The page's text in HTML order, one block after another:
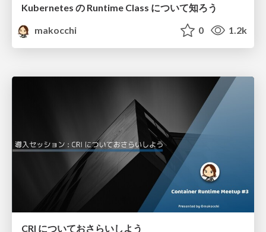
Kubernetes の Runtime Class について知ろう
makocchi
0 1.2k
CRI についておさらいしよう